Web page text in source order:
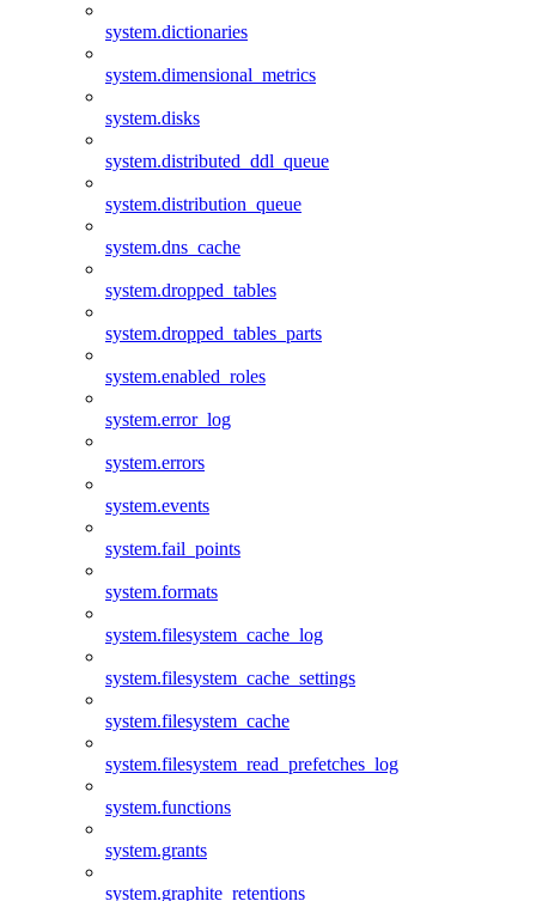
system.dictionaries
system.dimensional_metrics
system.disks
system.distributed_ddl_queue
system.distribution_queue
system.dns_cache
system.dropped_tables
system.dropped_tables_parts
system.enabled_roles
system.error_log
system.errors
system.events
system.fail_points
system.formats
system.filesystem_cache_log
system.filesystem_cache_settings
system.filesystem_cache
system.filesystem_read_prefetches_log
system.functions
system.grants
system.graphite_retentions